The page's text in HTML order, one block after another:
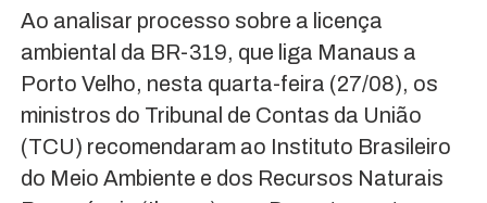
Ao analisar processo sobre a licença
ambiental da BR-319, que liga Manaus a
Porto Velho, nesta quarta-feira (27/08), os
ministros do Tribunal de Contas da União
(TCU) recomendaram ao Instituto Brasileiro
do Meio Ambiente e dos Recursos Naturais